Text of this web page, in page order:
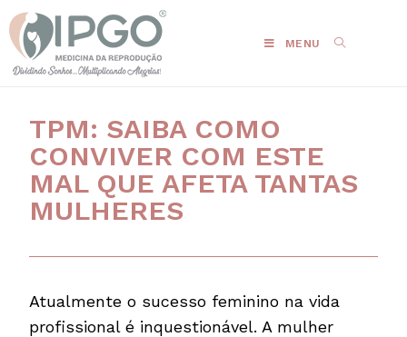
MENU
TPM: SAIBA COMO
CONVIVER COM ESTE
MAL QUE AFETA TANTAS
MULHERES
Atualmente o sucesso feminino na vida
profissional é inquestionável. A mulher